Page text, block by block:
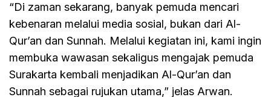
“Di zaman sekarang, banyak pemuda mencari
kebenaran melalui media sosial, bukan dari Al-
Qur’an dan Sunnah. Melalui kegiatan ini, kami ingin
membuka wawasan sekaligus mengajak pemuda
Surakarta kembali menjadikan Al-Qur’an dan
Sunnah sebagai rujukan utama,” jelas Arwan.